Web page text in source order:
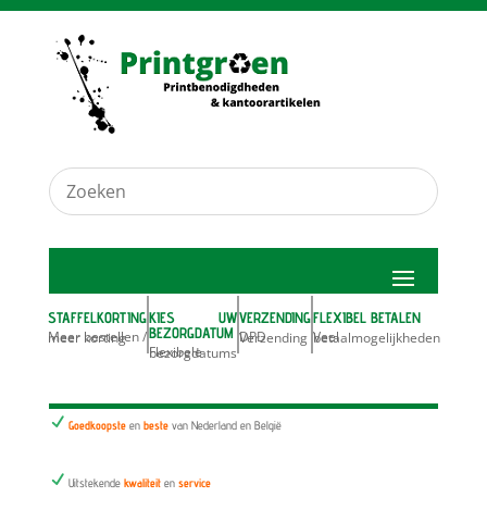
STAFFELKORTING
Meer bestellen / meer korting
KIES UW
BEZORGDATUM
Flexibele bezorgdatums
VERZENDING
DPD Verzending
FLEXIBEL BETALEN
Veel betaalmogelijkheden
N Goedkoopsteen bestevan Nederland en België
N Uitstekendekwaliteiten service